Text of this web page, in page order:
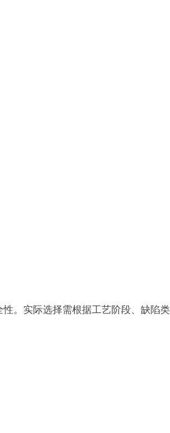
。实际选择需根据工艺阶段、缺陷类